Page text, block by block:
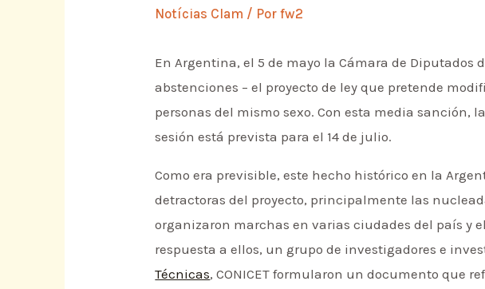
Notícias Clam / Porfw2
En Argentina, el 5 de mayo la Cámara de Diputados
abstenciones – el proyecto de ley que pretende
personas del mismo sexo. Con esta media
sesión está prevista para el 14 de julio.
Como era previsible, este hecho histórico en la
detractoras del proyecto, principalmente las
organizaron marchas en varias ciudades del país y
respuesta a ellos, un grupo de investigadores e
Técnicas, CONICET formularon un documento que